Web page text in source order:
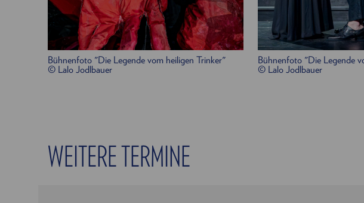
Bühnenfoto "Die Legende vom heiligen Trinker"
© Lalo Jodlbauer
Bühnenfoto "Die Legende
© Lalo Jodlbauer
WEITERE TERMINE